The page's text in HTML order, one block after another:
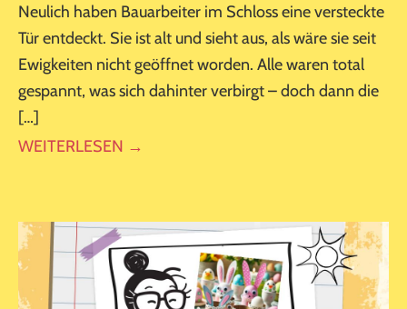
Neulich haben Bauarbeiter im Schloss eine versteckte
Tür entdeckt. Sie ist alt und sieht aus, als wäre sie seit
Ewigkeiten nicht geöffnet worden. Alle waren total
gespannt, was sich dahinter verbirgt – doch dann die
[…]
WEITERLESEN →